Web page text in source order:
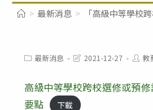
> 最新消息 > 「高級中等學校
Post最新消息
Post2021-12-27
Post教
高級中等學校跨校選修或預
要點
下載